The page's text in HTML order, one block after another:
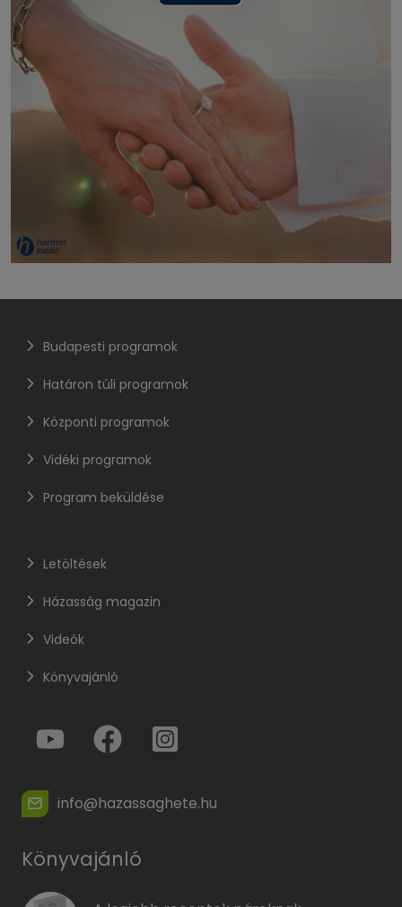
Budapesti programok
Határon túli programok
Központi programok
Vidéki programok
Program beküldése
Letöltések
Házasság magazin
Videók
Könyvajánló
info@hazassaghete.hu
Könyvajánló